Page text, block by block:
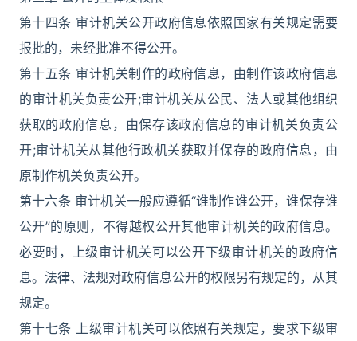
第十四条 审计机关公开政府信息依照国家有关规定需要
报批的，未经批准不得公开。
第十五条 审计机关制作的政府信息，由制作该政府信息
的审计机关负责公开;审计机关从公民、法人或其他组织
获取的政府信息，由保存该政府信息的审计机关负责公
开;审计机关从其他行政机关获取并保存的政府信息，由
原制作机关负责公开。
第十六条 审计机关一般应遵循“谁制作谁公开，谁保存谁
公开”的原则，不得越权公开其他审计机关的政府信息。
必要时，上级审计机关可以公开下级审计机关的政府信
息。法律、法规对政府信息公开的权限另有规定的，从其
规定。
第十七条 上级审计机关可以依照有关规定，要求下级审